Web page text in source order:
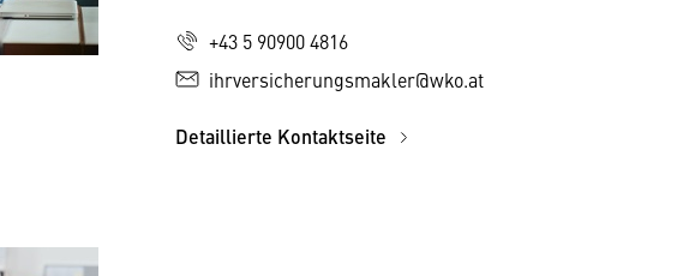
+43 5 90900 4816
ihrversicherungsmakler@wko.at
Detaillierte Kontaktseite